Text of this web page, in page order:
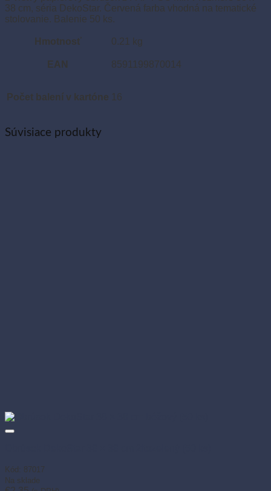
38 cm, séria DekoStar. Červená farba vhodná na tematické
stolovanie. Balenie 50 ks.
Hmotnosť 0.21 kg
EAN 8591199870014
Počet balení v kartóne 16
Súvisiace produkty
Kód: 87017
Na sklade